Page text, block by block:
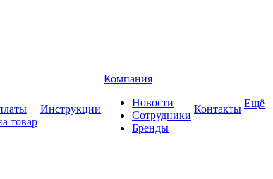
товар
Инструкции
Компания
Новости
Сотрудники
Бренды
Контакты Ещё